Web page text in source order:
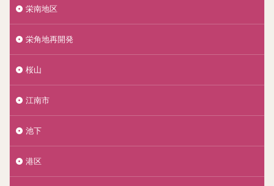
栄南地区
栄角地再開発
桜山
江南市
池下
港区